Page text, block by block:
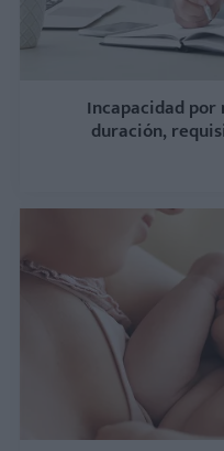
Incapacidad
duración,